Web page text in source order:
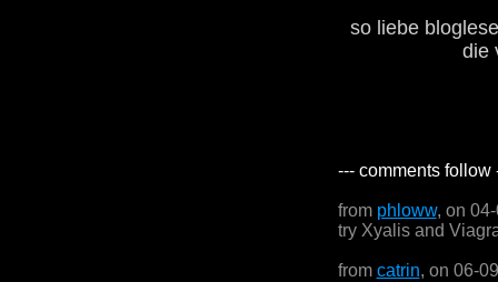
so liebe
die
--- comments follow
from phloww, on
try Xyalis and
from catrin, on 06-